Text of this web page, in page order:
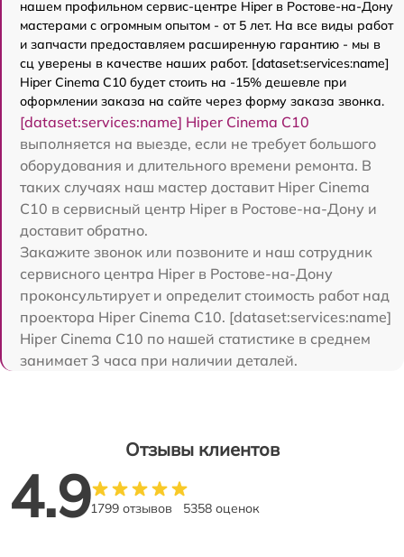
нашем профильном сервис-центре Hiper в Ростове-на-Дону
мастерами с огромным опытом - от 5 лет. На все виды работ
и запчасти предоставляем расширенную гарантию - мы в
сц уверены в качестве наших работ. [dataset:services:name]
Hiper Cinema C10 будет стоить на -15% дешевле при
оформлении заказа на сайте через форму заказа звонка.
[dataset:services:name] Hiper Cinema C10
выполняется на выезде, если не требует большого
оборудования и длительного времени ремонта. В
таких случаях наш мастер доставит Hiper Cinema
C10 в сервисный центр Hiper в Ростове-на-Дону и
доставит обратно.
Закажите звонок или позвоните и наш сотрудник
сервисного центра Hiper в Ростове-на-Дону
проконсультирует и определит стоимость работ над
проектора Hiper Cinema C10. [dataset:services:name]
Hiper Cinema C10 по нашей статистике в среднем
занимает 3 часа при наличии деталей.
Отзывы клиентов
4.91799 отзывов 5358 оценок